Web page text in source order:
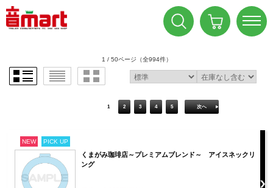
1 / 50ページ （全994件）
1 2 3 4 5 次へ
NEW PICK UP
くまがみ珈琲店～プレミアムブレンド～ アイスネックリ
ング